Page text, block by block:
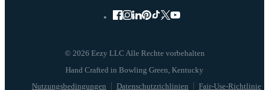
© 2026 Eezy LLC Alle Rechte vorbehalten
Nutzungsbedingungen Datenschutzrichlinien Fair-Use-Richtlinie